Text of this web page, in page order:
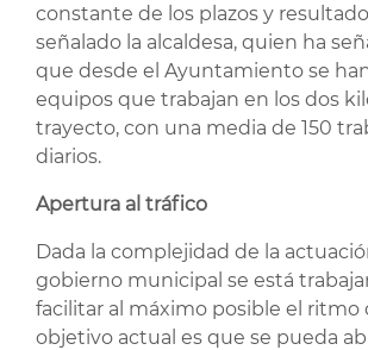
constante de los plazos y
señalado la alcaldesa, quien ha
que desde el Ayuntamiento se
equipos que trabajan en los dos
trayecto, con una media de 150
diarios.
Apertura al tráfico
Dada la complejidad de la
gobierno municipal se está
facilitar al máximo posible el ritmo
objetivo actual es que se pueda